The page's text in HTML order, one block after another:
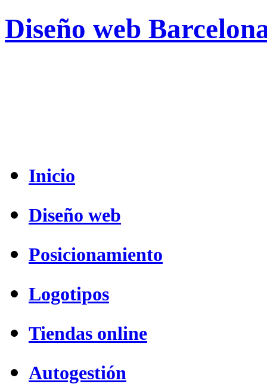
Diseño web
Inicio
Diseño web
Posicionamiento
Logotipos
Tiendas online
Autogestión